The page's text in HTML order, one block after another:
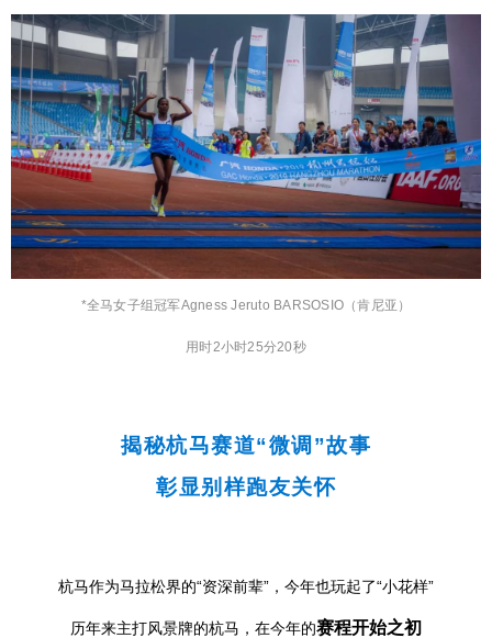
*全马女子组冠军Agness Jeruto BARSOSIO （肯尼亚 ）
用时2小时25分20秒
揭秘杭马赛道“微调”故事
彰显别样跑友关怀
杭马作为马拉松界的“资深前辈”， 今年也玩起了“小花样”
历年来主打风景牌的杭马，在今年的赛程开始之初